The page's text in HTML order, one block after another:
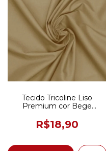
Tecido Tricoline Liso
Premium cor Bege
R$18,90